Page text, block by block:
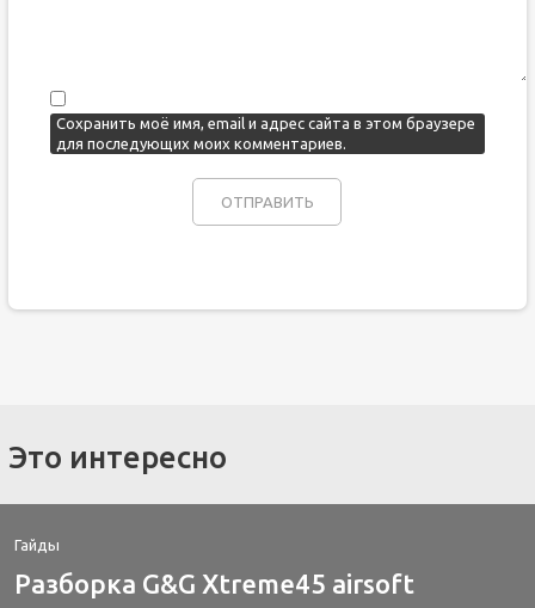
Сохранить моё имя, email и адрес сайта в этом браузере
для последующих моих комментариев.
Это интересно
Гайды
Разборка G&G Xtreme45 airsoft